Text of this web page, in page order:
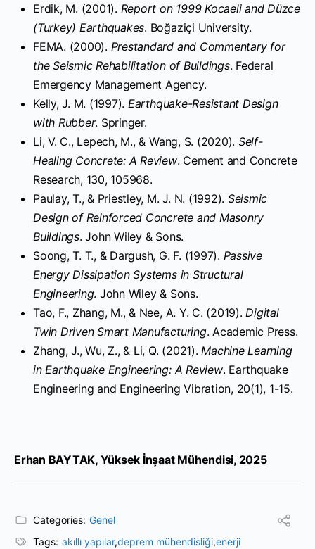
Erdik, M. (2001). Report on 1999 Kocaeli and Düzce
(Turkey) Earthquakes. Boğaziçi University.
FEMA. (2000). Prestandard and Commentary for
the Seismic Rehabilitation of Buildings. Federal
Emergency Management Agency.
Kelly, J. M. (1997). Earthquake-Resistant Design
with Rubber. Springer.
Li, V. C., Lepech, M., & Wang, S. (2020). Self-
Healing Concrete: A Review. Cement and Concrete
Research, 130, 105968.
Paulay, T., & Priestley, M. J. N. (1992). Seismic
Design of Reinforced Concrete and Masonry
Buildings. John Wiley & Sons.
Soong, T. T., & Dargush, G. F. (1997). Passive
Energy Dissipation Systems in Structural
Engineering. John Wiley & Sons.
Tao, F., Zhang, M., & Nee, A. Y. C. (2019). Digital
Twin Driven Smart Manufacturing. Academic Press.
Zhang, J., Wu, Z., & Li, Q. (2021). Machine Learning
in Earthquake Engineering: A Review. Earthquake
Engineering and Engineering Vibration, 20(1), 1-15.
Erhan BAYTAK, Yüksek İnşaat Mühendisi, 2025
Categories: Genel
Tags: akıllı yapılar,deprem mühendisliği,enerji